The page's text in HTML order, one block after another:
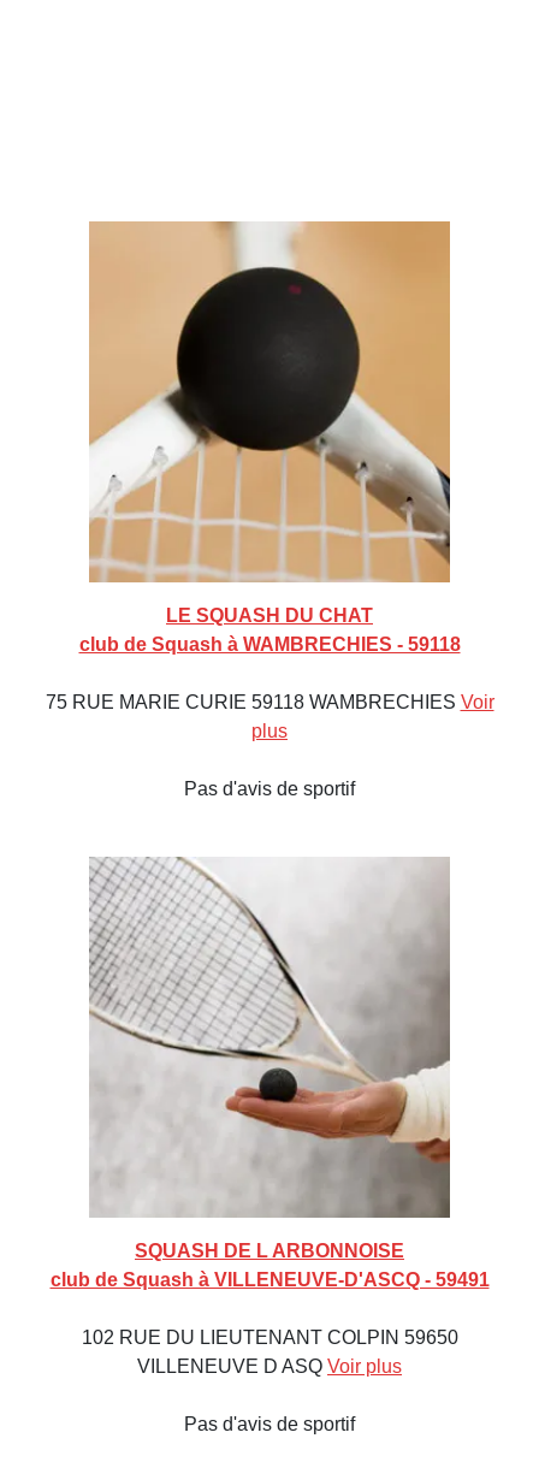
LE SQUASH DU CHAT
club de Squash à WAMBRECHIES - 59118
75 RUE MARIE CURIE 59118 WAMBRECHIES Voir
plus
Pas d'avis de sportif
SQUASH DE L ARBONNOISE
club de Squash à VILLENEUVE-D'ASCQ - 59491
102 RUE DU LIEUTENANT COLPIN 59650
VILLENEUVE D ASQ Voir plus
Pas d'avis de sportif